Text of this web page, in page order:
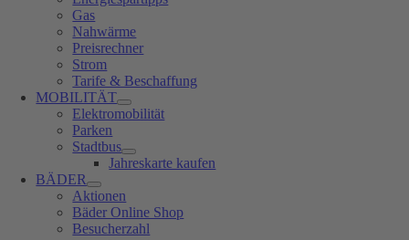
Gas
Nahwärme
Preisrechner
Strom
Tarife & Beschaffung
MOBILITÄT
Elektromobilität
Parken
Stadtbus
Jahreskarte kaufen
BÄDER
Aktionen
Bäder Online Shop
Besucherzahl